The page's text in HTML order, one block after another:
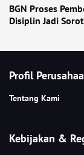
BGN Proses
Disiplin Jadi
Profil
Tentang Kami
Kebijakan &